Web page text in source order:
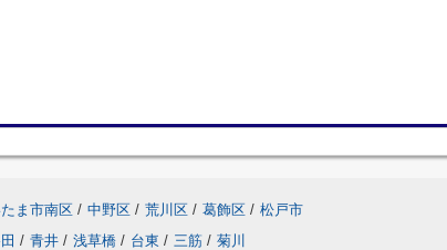
ま市南区 / 中野区 / 荒川区 / 葛飾区 / 松戸市
/ 青井 / 浅草橋 / 台東 / 三筋 / 菊川